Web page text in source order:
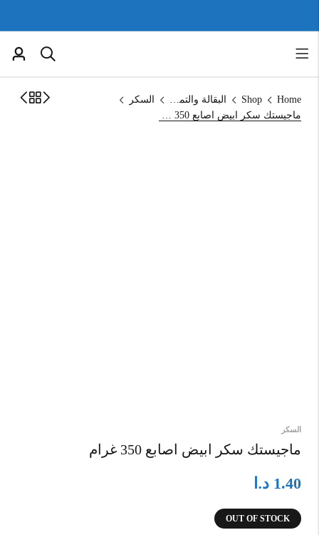
Home
Shop البقالة والتموين
السكر
ماجيستك سكر ابيض اصابع 350 غرام
السكر
ماجيستك سكر ابيض اصابع 350 غرام
1.40 د.ا
OUT OF STOCK